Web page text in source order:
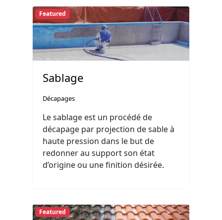
Featured
Sablage
Décapages
Le sablage est un procédé de
décapage par projection de sable à
haute pression dans le but de
redonner au support son état
d’origine ou une finition désirée.
Featured